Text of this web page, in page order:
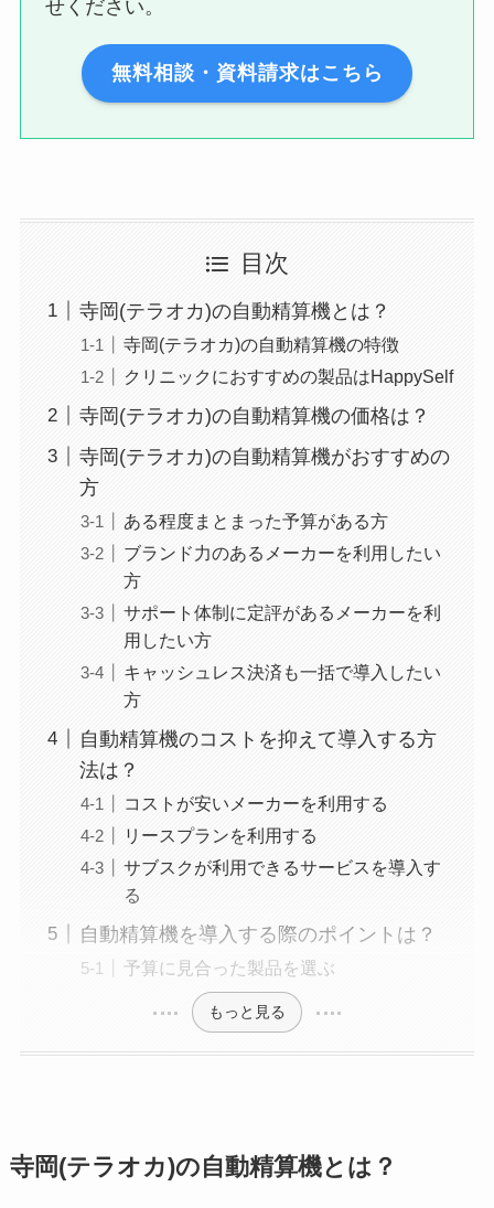
せください。
無料相談・資料請求はこちら
目次
寺岡(テラオカ)の自動精算機とは？
寺岡(テラオカ)の自動精算機の特徴
クリニックにおすすめの製品はHappySelf
寺岡(テラオカ)の自動精算機の価格は？
寺岡(テラオカ)の自動精算機がおすすめの
方
ある程度まとまった予算がある方
ブランド力のあるメーカーを利用したい
方
サポート体制に定評があるメーカーを利
用したい方
キャッシュレス決済も一括で導入したい
方
自動精算機のコストを抑えて導入する方
法は？
コストが安いメーカーを利用する
リースプランを利用する
サブスクが利用できるサービスを導入す
る
自動精算機を導入する際のポイントは？
予算に見合った製品を選ぶ
もっと見る
寺岡(テラオカ)の自動精算機とは？